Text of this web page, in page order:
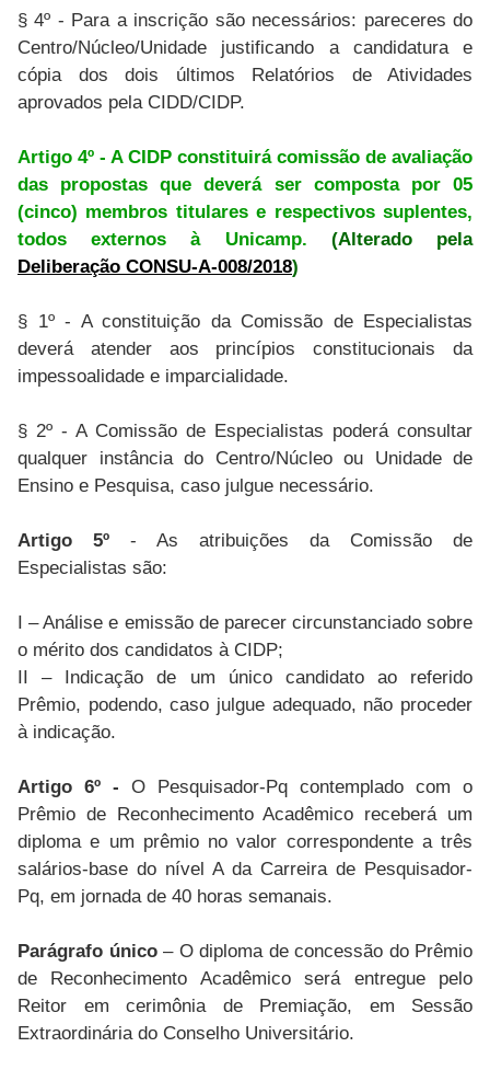
§ 4º - Para a inscrição são necessários: pareceres do
Centro/Núcleo/Unidade justificando a candidatura e
cópia dos dois últimos Relatórios de Atividades
aprovados pela CIDD/CIDP.
Artigo 4º - A CIDP constituirá comissão de avaliação
das propostas que deverá ser composta por 05
(cinco) membros titulares e respectivos suplentes,
todos externos à Unicamp.
(Alterado pela
Deliberação CONSU-A-008/2018)
§ 1º - A constituição da Comissão de Especialistas
deverá atender aos princípios constitucionais da
impessoalidade e imparcialidade.
§ 2º - A Comissão de Especialistas poderá consultar
qualquer instância do Centro/Núcleo ou Unidade de
Ensino e Pesquisa, caso julgue necessário.
Artigo 5º - As atribuições da Comissão de
Especialistas são:
I – Análise e emissão de parecer circunstanciado sobre
o mérito dos candidatos à CIDP;
II – Indicação de um único candidato ao referido
Prêmio, podendo, caso julgue adequado, não proceder
à indicação.
Artigo 6º - O Pesquisador-Pq contemplado com o
Prêmio de Reconhecimento Acadêmico receberá um
diploma e um prêmio no valor correspondente a três
salários-base do nível A da Carreira de Pesquisador-
Pq, em jornada de 40 horas semanais.
Parágrafo único– O diploma de concessão do Prêmio
de Reconhecimento Acadêmico será entregue pelo
Reitor em cerimônia de Premiação, em Sessão
Extraordinária do Conselho Universitário.